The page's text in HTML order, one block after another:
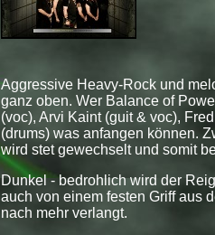
Aggressive Heavy-Rock und
ganz oben. Wer Balance of
(voc), Arvi Kaint (guit & voc),
(drums) was anfangen können.
wird stet gewechselt und somit
Dunkel - bedrohlich wird der
auch von einem festen Griff aus
nach mehr verlangt.